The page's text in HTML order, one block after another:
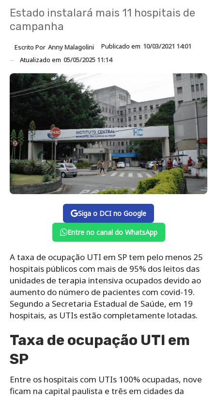
Estado instalará mais 11 hospitais de
campanha
Escrito Por Anny Malagolini Publicado em 10/03/2021 14:01
Atualizado em 05/05/2025 11:14
Siga o DCI no Google
Entre no canal do WhatsApp
A taxa de ocupação UTI em SP tem pelo menos 25
hospitais públicos com mais de 95% dos leitos das
unidades de terapia intensiva ocupados devido ao
aumento do número de pacientes com covid-19.
Segundo a Secretaria Estadual de Saúde, em 19
hospitais, as UTIs estão completamente lotadas.
Taxa de ocupação UTI em
SP
Entre os hospitais com UTIs 100% ocupadas, nove
ficam na capital paulista e três em cidades da